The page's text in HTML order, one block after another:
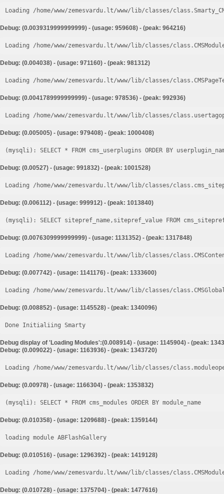
Loading /home/www/zemesvardu.lt/www/lib/classes/
Debug: (0.0039319999999999) - (usage: 959608) - (peak: 964216)
Loading /home/www/zemesvardu.lt/www/lib/classes/
Debug: (0.004038) - (usage: 971160) - (peak: 981312)
Loading /home/www/zemesvardu.lt/www/lib/classes/
Debug: (0.0041789999999999) - (usage: 978536) - (peak: 992936)
Loading /home/www/zemesvardu.lt/www/lib/classes/
Debug: (0.005005) - (usage: 979408) - (peak: 1000408)
Debug: (0.00527) - (usage: 991832) - (peak: 1001528)
Loading /home/www/zemesvardu.lt/www/lib/classes/
Debug: (0.006112) - (usage: 999912) - (peak: 1013840)
Debug: (0.0076309999999999) - (usage: 1131352) - (peak: 1317848)
Loading /home/www/zemesvardu.lt/www/lib/classes/
Debug: (0.007742) - (usage: 1141176) - (peak: 1333600)
Loading /home/www/zemesvardu.lt/www/lib/classes/
Debug: (0.008852) - (usage: 1145528) - (peak: 1340096)
Done Initialiing Smarty
Debug display of 'Loading Modules':(0.008914) - (usage: 1145904) - (peak:
Debug: (0.009022) - (usage: 1163936) - (peak: 1343720)
Loading /home/www/zemesvardu.lt/www/lib/classes/
Debug: (0.00978) - (usage: 1166304) - (peak: 1353832)
Debug: (0.010358) - (usage: 1209688) - (peak: 1359144)
loading module ABFlashGallery
Debug: (0.010516) - (usage: 1296392) - (peak: 1419128)
Loading /home/www/zemesvardu.lt/www/lib/classes/
Debug: (0.010728) - (usage: 1375704) - (peak: 1477616)